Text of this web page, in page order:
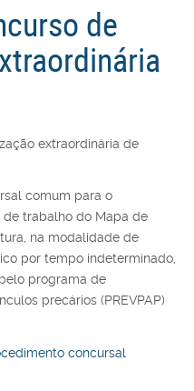
de
extraordinária de
comum para o
de trabalho do Mapa de
na modalidade de
por tempo indeterminado,
programa de
precários (PREVPAP)
concursal